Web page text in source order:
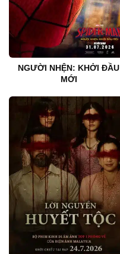
NGƯỜI NHỆN: KHỞI ĐẦU
MỚI